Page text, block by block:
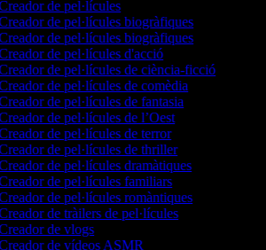
de pel·lícules
de pel·lícules biogràfiques
de pel·lícules biogràfiques
de pel·lícules d'acció
de pel·lícules de ciència-ficció
de pel·lícules de comèdia
de pel·lícules de fantasia
de pel·lícules de l’Oest
de pel·lícules de terror
de pel·lícules de thriller
de pel·lícules dramàtiques
de pel·lícules familiars
de pel·lícules romàntiques
de tràilers de pel·lícules
de vlogs
de vídeos ASMR